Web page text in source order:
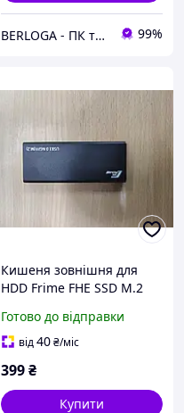
BERLOGA - ПК та комплектуючі 99%
Кишеня зовнішня для
HDD Frime FHE SSD M.2
Готово до відправки
від40₴/міс
399₴
Купити